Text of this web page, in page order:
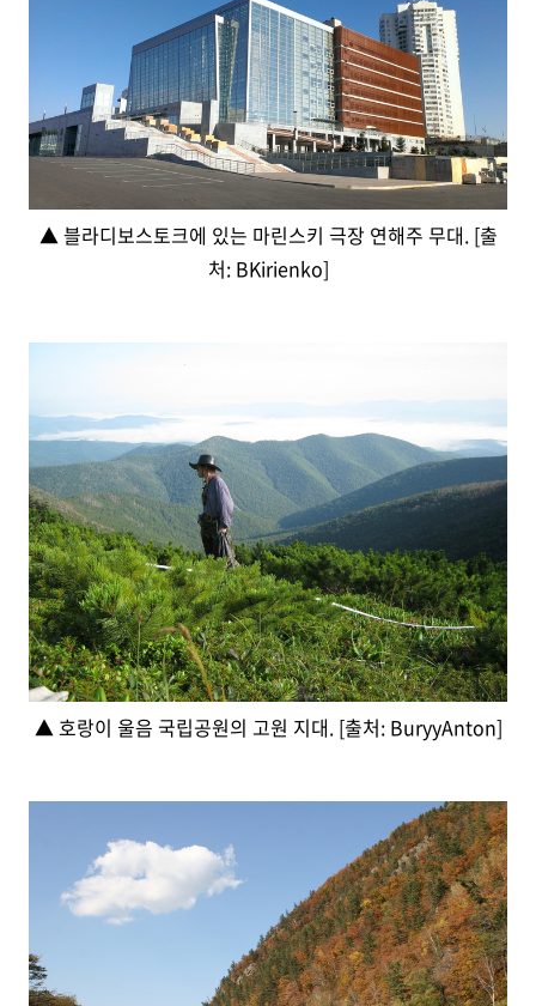
▲ 블라디보스토크에 있는 마린스키 극장 연해주 무대. [출
처: BKirienko]
▲ 호랑이 울음 국립공원의 고원 지대. [출처: BuryyAnton]